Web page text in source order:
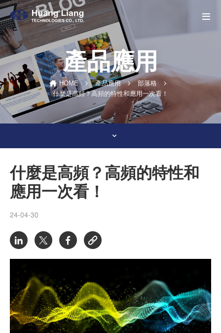
產品應用
HOME 產品應用
部落格
什麼是高頻？高頻的特性和應用一次看！
什麼是高頻？高頻的特性和
應用一次看！
24-04-30